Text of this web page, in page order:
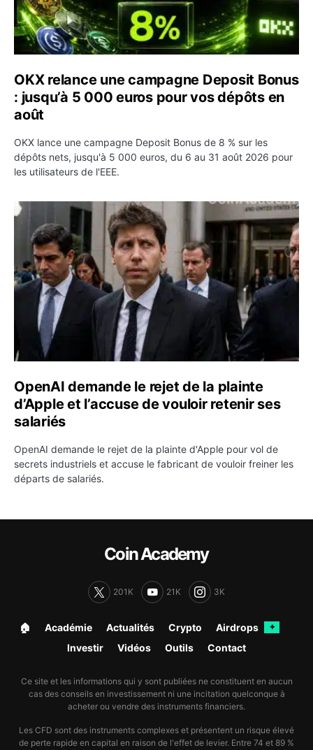
OKX relance une campagne Deposit Bonus
: jusqu’à 5 000 euros pour vos dépôts en
août
OKX lance une campagne Deposit Bonus de 8 % sur les
dépôts nets, jusqu'à 5 000 euros, du 6 au 31 août 2026 pour
les utilisateurs de l'EEE.
OpenAI demande le rejet de la plainte d’Apple et
OpenAI demande le rejet de la plainte
d’Apple et l’accuse de vouloir retenir ses
salariés
OpenAI demande le rejet de la plainte d'Apple pour vol de
secrets industriels et accuse le fabricant de vouloir freiner les
départs de salariés.
Coin Academy
201K 21K 3K
🏠︎ Académie Actualités Crypto Airdrops ✦
Investir Vidéos Outils Contact
Ce site et les informations qui y sont publiées ne constituent en aucun
cas des conseils en investissement ni une incitation quelconque à
acheter ou vendre des instruments financiers.
Les CFD sont des instruments complexes et présentent un risque élevé
de perte rapide en capital en raison de l'effet de levier. Entre 74 et 89 %